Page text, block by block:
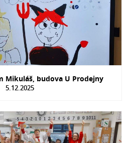
Mikuláš, budova U Prodejny
5.12.2025